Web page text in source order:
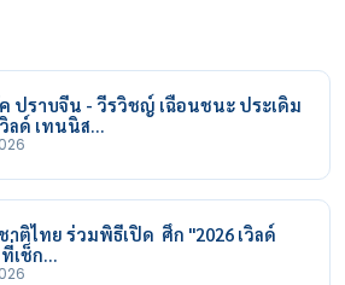
ปราบจีน - วีรวิชญ์ เฉือนชนะ ประเดิม
ลด์ เทนนิส…
าติไทย ร่วมพิธีเปิด ศึก "2026 เวิลด์
เช็ก…